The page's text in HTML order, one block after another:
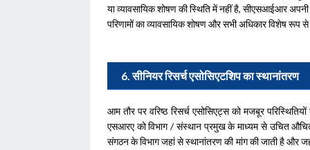
या व्यावसायिक शोषण की स्थिति में नहीं है, सीएसआईआर
परिणामों का व्यावसायिक शोषण और सभी अधिकार विशेष
6. सीनियर रिसर्च एसोसिएटशिप का स्थानांतरण
आम तौर पर वरिष्ठ रिसर्च एसोसिएट्स को मजबूर
एसआरए को विभाग / संस्थान प्रमुख के माध्यम से उचित
संगठन के विभाग जहां से स्थानांतरण की मांग की जाती है और